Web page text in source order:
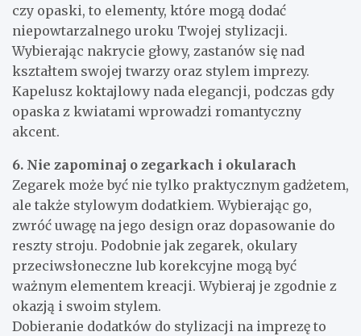
czy opaski, to elementy, które mogą dodać
niepowtarzalnego uroku Twojej stylizacji.
Wybierając nakrycie głowy, zastanów się nad
kształtem swojej twarzy oraz stylem imprezy.
Kapelusz koktajlowy nada elegancji, podczas gdy
opaska z kwiatami wprowadzi romantyczny
akcent.
6. Nie zapominaj o zegarkach i okularach
Zegarek może być nie tylko praktycznym gadżetem,
ale także stylowym dodatkiem. Wybierając go,
zwróć uwagę na jego design oraz dopasowanie do
reszty stroju. Podobnie jak zegarek, okulary
przeciwsłoneczne lub korekcyjne mogą być
ważnym elementem kreacji. Wybieraj je zgodnie z
okazją i swoim stylem.
Dobieranie dodatków do stylizacji na imprezę to